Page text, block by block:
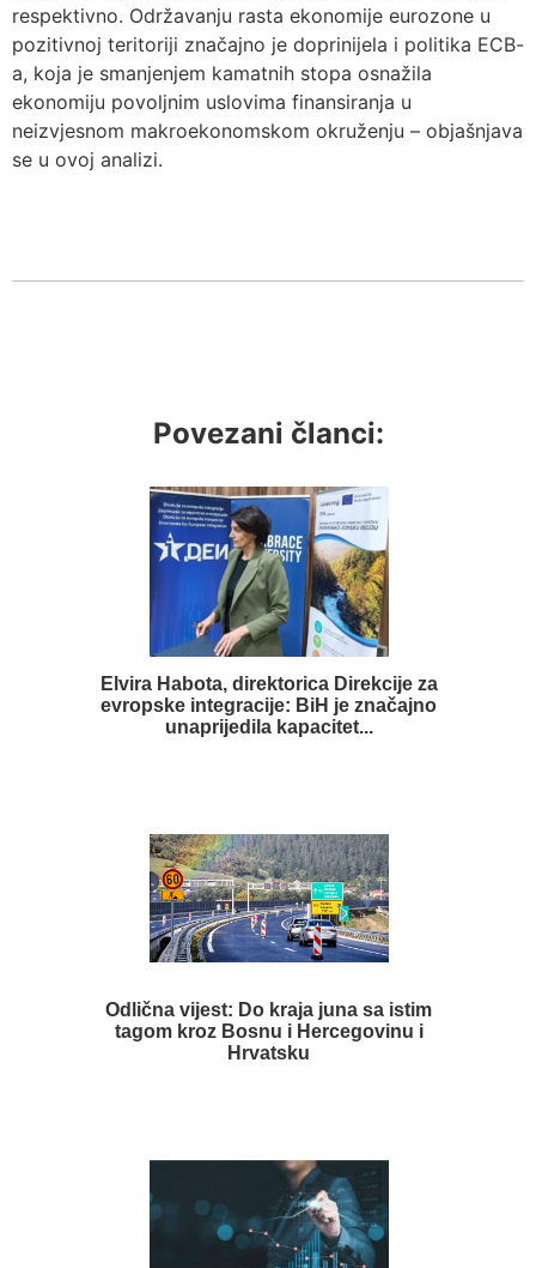
respektivno. Održavanju rasta ekonomije eurozone u
pozitivnoj teritoriji značajno je doprinijela i politika ECB-
a, koja je smanjenjem kamatnih stopa osnažila
ekonomiju povoljnim uslovima finansiranja u
neizvjesnom makroekonomskom okruženju – objašnjava
se u ovoj analizi.
Povezani članci:
Elvira Habota, direktorica Direkcije za
evropske integracije: BiH je značajno
unaprijedila kapacitet...
Odlična vijest: Do kraja juna sa istim
tagom kroz Bosnu i Hercegovinu i
Hrvatsku